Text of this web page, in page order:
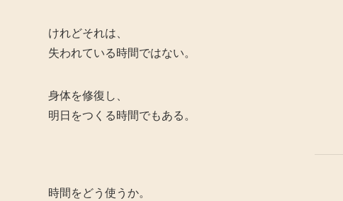
けれどそれは、
失われている時間ではない。
身体を修復し、
明日をつくる時間でもある。
時間をどう使うか。